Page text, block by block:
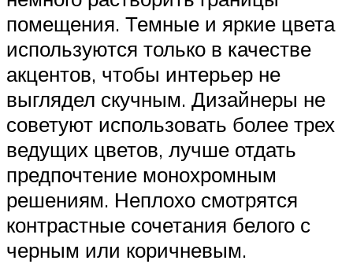
помещения. Темные и яркие цвета
используются только в качестве
акцентов, чтобы интерьер не
выглядел скучным. Дизайнеры не
советуют использовать более трех
ведущих цветов, лучше отдать
предпочтение монохромным
решениям. Неплохо смотрятся
контрастные сочетания белого с
черным или коричневым.